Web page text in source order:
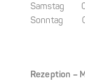
Samstag
Sonntag
Rezeption –